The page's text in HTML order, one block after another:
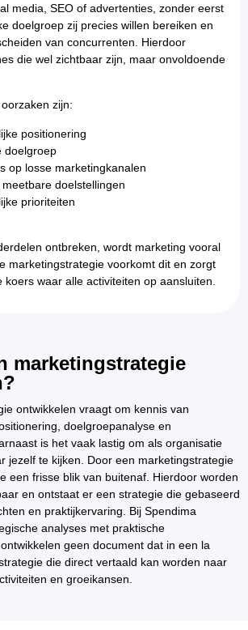
media, SEO of advertenties, zonder eerst
doelgroep zij precies willen bereiken en
van concurrenten. Hierdoor
die wel zichtbaar zijn, maar onvoldoende
zijn:
positionering
doelgroep
op losse marketingkanalen
doelstellingen
prioriteiten
ontbreken, wordt marketing vooral
marketingstrategie voorkomt dit en zorgt
koers waar alle activiteiten op aansluiten.
marketingstrategie
ontwikkelen vraagt om kennis van
doelgroepanalyse en
is het vaak lastig om als organisatie
jezelf te kijken. Door een marketingstrategie
een frisse blik van buitenaf. Hierdoor worden
en ontstaat er een strategie die gebaseerd
en praktijkervaring. Bij Spendima
analyses met praktische
geen document dat in een la
die direct vertaald kan worden naar
en groeikansen.